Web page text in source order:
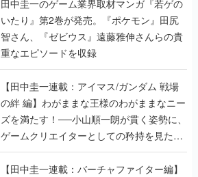
田中圭一のゲーム業界取材マンガ『若ゲの
いたり』第2巻が発売。『ポケモン』田尻
智さん、『ゼビウス』遠藤雅伸さんらの貴
重なエピソードを収録
【田中圭一連載：アイマス/ガンダム 戦場
の絆 編】わがままな王様のわがままなニー
ズを満たす！──小山順一朗が貫く姿勢に、
ゲームクリエイターとしての矜持を見た
【若ゲのいたり最終回】
【田中圭一連載：バーチャファイター編】